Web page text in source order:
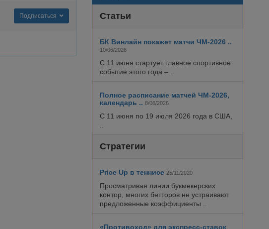
Подписаться Статьи
БК Винлайн покажет матчи ЧМ-2026 ..
10/06/2026
С 11 июня стартует главное спортивное
событие этого года – ..
Полное расписание матчей ЧМ-2026,
календарь .. 8/06/2026
С 11 июня по 19 июля 2026 года в США,
..
Стратегии
Price Up в теннисе 25/11/2020
Просматривая линии букмекерских
контор, многих бетторов не устраивают
предложенные коэффициенты ..
«Противоход» для экспресс-ставок